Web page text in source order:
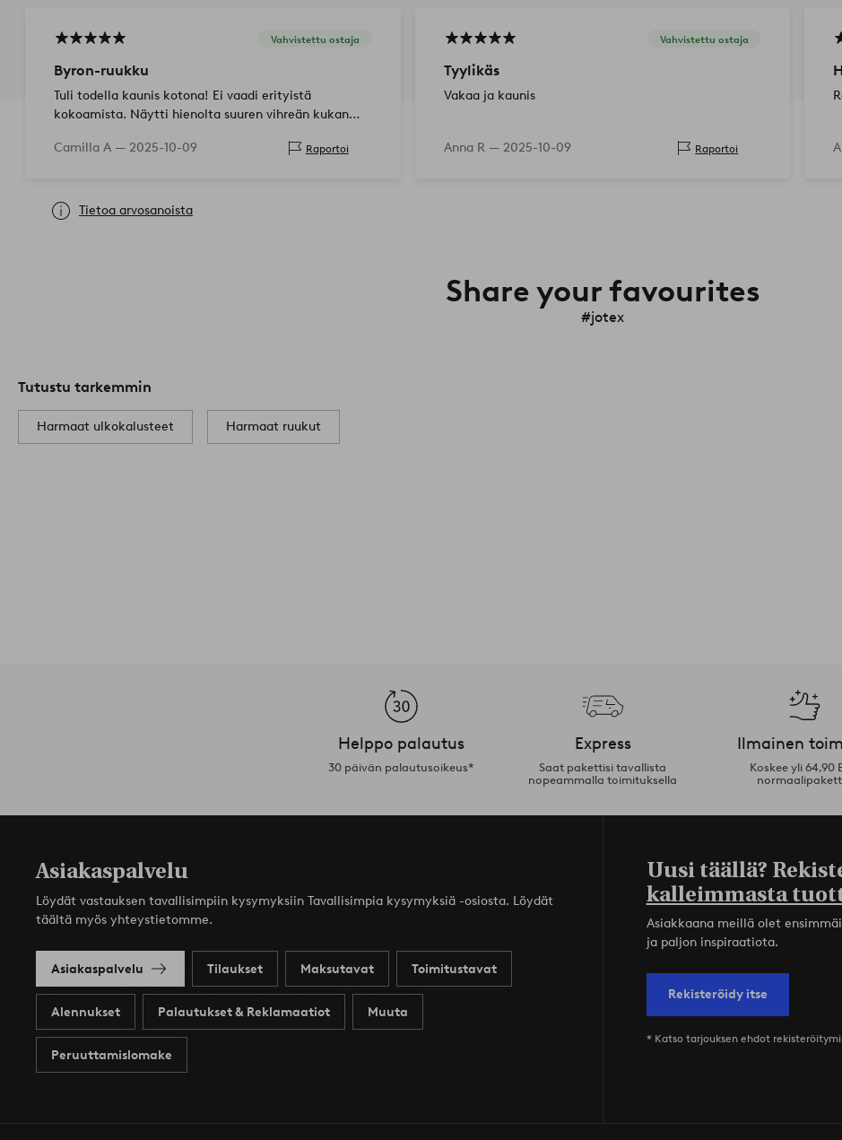
Vahvistettu ostaja
Byron-ruukku
Tuli todella kaunis kotona! Ei vaadi erityistä
kokoamista. Näytti hienolta suuren vihreän kukan
Camilla A — 2025-10-09 Raportoi
Vahvistettu ostaja
Tyylikäs
Vakaa ja kaunis
Anna R — 2025-10-09 Raportoi
Tietoa arvosanoista
Share your favourites
#jotex
Tutustu tarkemmin
Harmaat ulkokalusteet Harmaat ruukut
Helppo palautus
30 päivän palautusoikeus*
Express
Saat pakettisi tavallista
nopeammalla toimituksella
Ilmainen
Koskee yli 64,90
Asiakaspalvelu
Löydät vastauksen tavallisimpiin kysymyksiin Tavallisimpia kysymyksiä -osiosta. Löydät
täältä myös yhteystietomme.
Asiakaspalvelu Tilaukset Maksutavat Toimitustavat
Alennukset Palautukset & Reklamaatiot Muuta
Peruuttamislomake
Uusi täällä?
kalleimmasta
Asiakkaana meillä olet
ja paljon inspiraatiota.
Rekisteröidy itse
* Katso tarjouksen ehdot